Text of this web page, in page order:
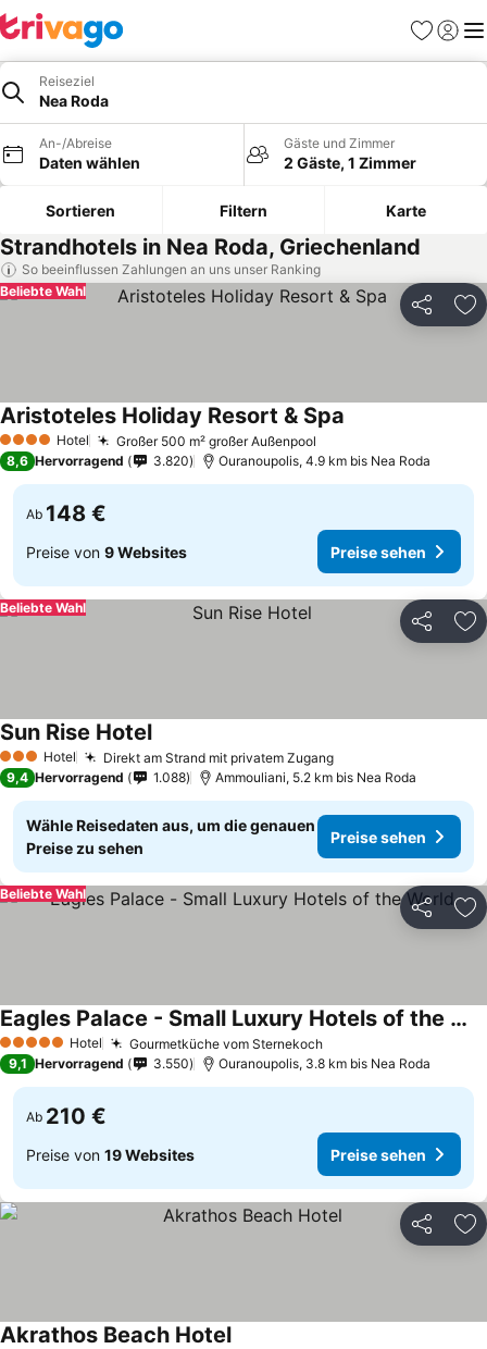
Favoriten
Reiseziel
Nea Roda
An-/Abreise
Daten wählen
Gäste und Zimmer
2 Gäste, 1 Zimmer
Sortieren Filtern Karte
Strandhotels in Nea Roda, Griechenland
So beeinflussen Zahlungen an uns unser Ranking
Teilen
Beliebte Wahl
4 Sterne Hotel Großer 500 m² großer Außenpool
Aristoteles Holiday Resort & Spa
8,6 Hervorragend 3.820 Ouranoupolis, 4.9 km bis Nea Roda
Ab 148 €
Preise von 9 Websites Preise sehen
Teilen
Beliebte Wahl
3 SterneHotel Direkt am Strand mit privatem Zugang
Sun Rise Hotel
9,4 Hervorragend 1.088 Ammouliani, 5.2 km bis Nea Roda
Wähle Reisedaten aus, um die genauen
Preise zu sehen
Preise sehen
Teilen
Beliebte Wahl
5 Sterne Hotel Gourmetküche vom Sternekoch
Eagles Palace - Small Luxury Hotels of the World
9,1 Hervorragend 3.550 Ouranoupolis, 3.8 km bis Nea Roda
Ab 210 €
Preise von 19 Websites Preise sehen
Teilen
Akrathos Beach Hotel